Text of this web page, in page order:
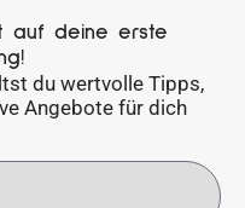
auf deine erste
du wertvolle Tipps,
Angebote für dich